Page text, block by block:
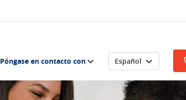
Póngase en contacto con Español